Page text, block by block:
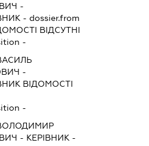
-
- dossier.from
ВІДСУТНІ
-
-
ВІДОМОСТІ
-
- КЕРІВНИК -